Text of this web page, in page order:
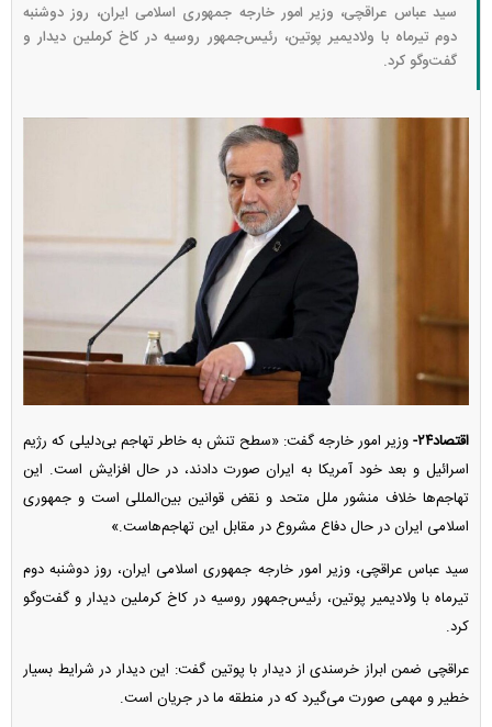
سید عباس عراقچی، وزیر امور خارجه جمهوری اسلامی ایران، روز دوشنبه
دوم تیرماه با ولادیمیر پوتین، رئیس‌جمهور روسیه در کاخ کرملین دیدار و
گفت‌و‌گو کرد.
اقتصاد۲۴-
وزیر امور خارجه گفت: «سطح تنش به خاطر تهاجم بی‌دلیلی که رژیم
اسرائیل و بعد خود آمریکا به ایران صورت دادند، در حال افزایش است. این
تهاجم‌ها خلاف منشور ملل متحد و نقض قوانین بین‌المللی است و جمهوری
اسلامی ایران در حال دفاع مشروع در مقابل این تهاجم‌هاست.»
سید عباس عراقچی، وزیر امور خارجه جمهوری اسلامی ایران، روز دوشنبه دوم
تیرماه با ولادیمیر پوتین، رئیس‌جمهور روسیه در کاخ کرملین دیدار و گفت‌و‌گو
کرد.
عراقچی ضمن ابراز خرسندی از دیدار با پوتین گفت: این دیدار در شرایط بسیار
خطیر و مهمی صورت می‌گیرد که در منطقه ما در جریان است.